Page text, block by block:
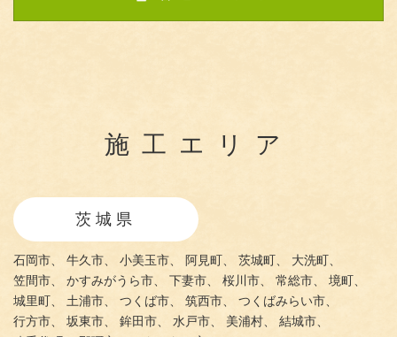
施工エリア
茨城県
石岡市、 牛久市、 小美玉市、 阿見町、 茨城町、
大洗町、
笠間市、
かすみがうら市、 下妻市、 桜川市、 常総市、
境町、
城里町、
土浦市、 つくば市、 筑西市、
つくばみらい市、
行方市、
坂東市、 鉾田市、 水戸市、 美浦村、
結城市、